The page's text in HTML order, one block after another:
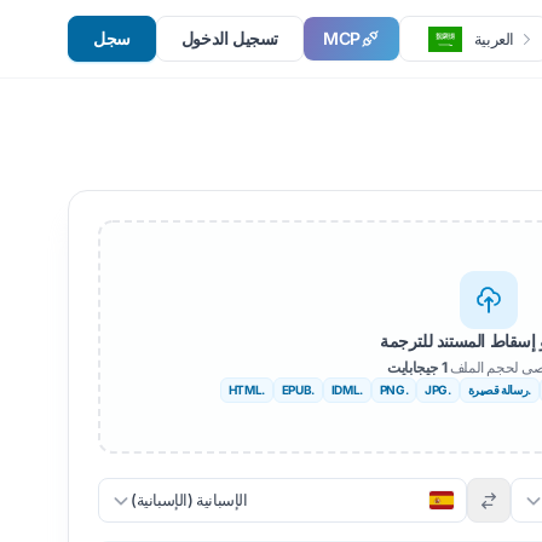
العربية MCP تسجيل الدخول سجل
إسقاط المستند للترجمة
لحجم الملف1 جيجابايت
.رسالة قصيرة .JPG
.PNG
.IDML
.EPUB
.HTML
الإسبانية (الإسبانية)